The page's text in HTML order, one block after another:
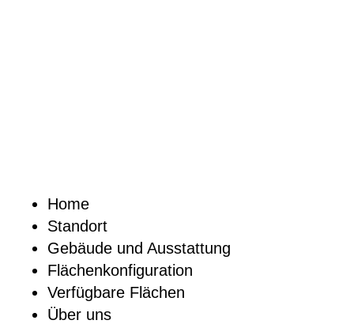
Home
Standort
Gebäude und Ausstattung
Flächenkonfiguration
Verfügbare Flächen
Über uns